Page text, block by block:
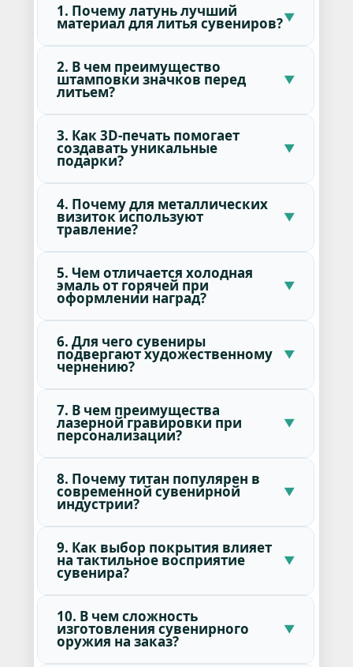
1. Почему латунь лучший
материал для литья сувениров?
2. В чем преимущество
штамповки значков перед
литьем?
3. Как 3D-печать помогает
создавать уникальные
подарки?
4. Почему для металлических
визиток используют
травление?
5. Чем отличается холодная
эмаль от горячей при
оформлении наград?
6. Для чего сувениры
подвергают художественному
чернению?
7. В чем преимущества
лазерной гравировки при
персонализации?
8. Почему титан популярен в
современной сувенирной
индустрии?
9. Как выбор покрытия влияет
на тактильное восприятие
сувенира?
10. В чем сложность
изготовления сувенирного
оружия на заказ?